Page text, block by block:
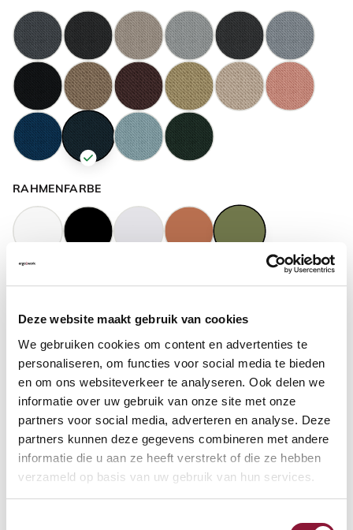
Deze website maakt gebruik van cookies
We gebruiken cookies om content en advertenties te
personaliseren, om functies voor social media te bieden
en om ons websiteverkeer te analyseren. Ook delen we
informatie over uw gebruik van onze site met onze
partners voor social media, adverteren en analyse. Deze
partners kunnen deze gegevens combineren met andere
informatie die u aan ze heeft verstrekt of die ze hebben
verzameld op basis van uw gebruik van hun services.
RAHMENFARBE
GASFEDERHÖHE
BODENKONTAKT
FUSSRING ?